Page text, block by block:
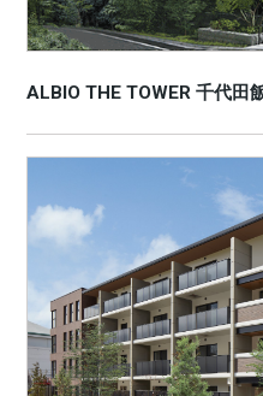
ALBIO THE TOWER 千代田